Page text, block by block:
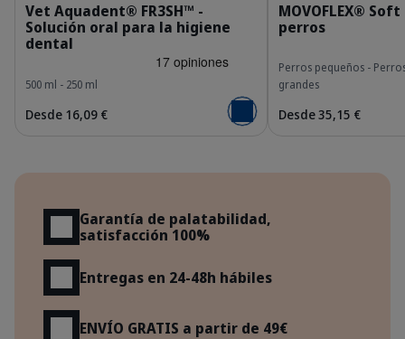
Vet Aquadent® FR3SH™ -
Solución oral para la higiene
dental
500 ml - 250 ml
Desde 16,09 € Añadir al carrito
MOVOFLEX®
perros
Perros pequeños -
grandes
Desde 35,15 €
Garantía de palatabilidad,
satisfacción 100%
Entregas en 24-48h hábiles
ENVÍO GRATIS a partir de 49€